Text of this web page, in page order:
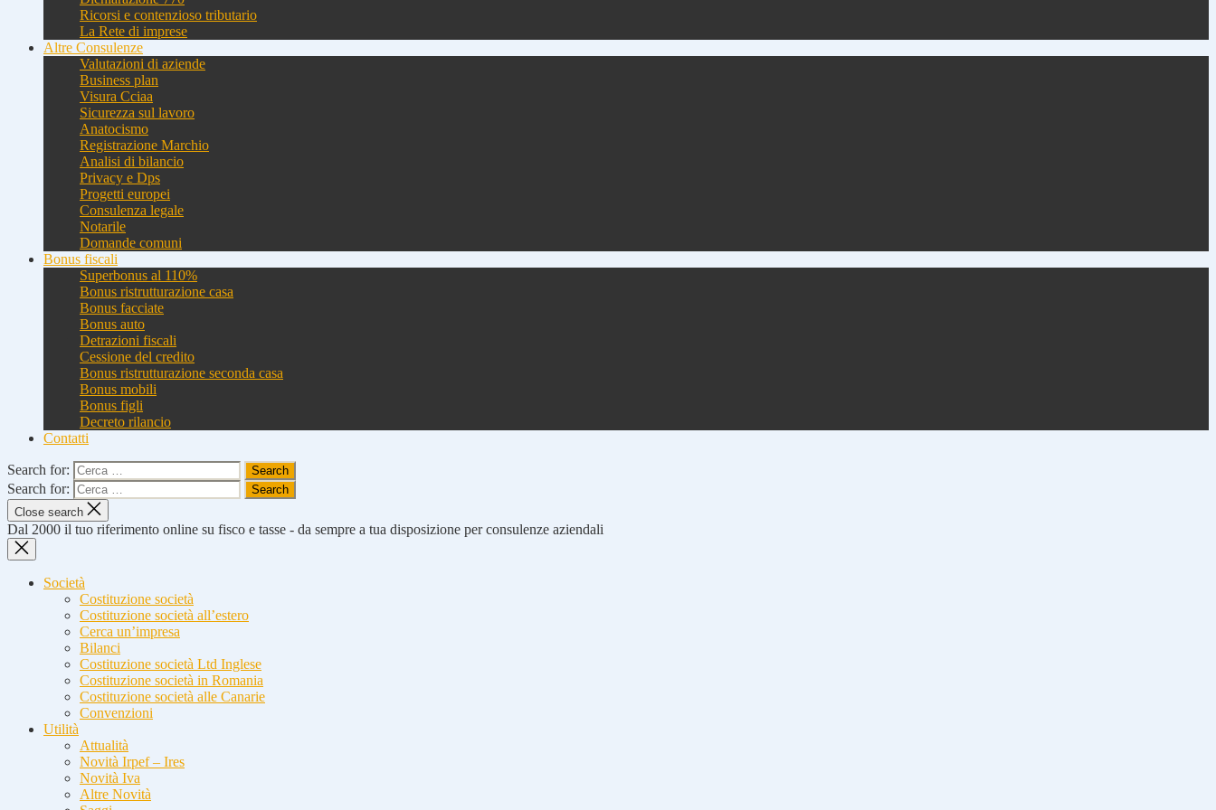
Ricorsi e contenzioso tributario
La Rete di imprese
Altre Consulenze
Valutazioni di aziende
Business plan
Visura Cciaa
Sicurezza sul lavoro
Anatocismo
Registrazione Marchio
Analisi di bilancio
Privacy e Dps
Progetti europei
Consulenza legale
Notarile
Domande comuni
Bonus fiscali
Superbonus al 110%
Bonus ristrutturazione casa
Bonus facciate
Bonus auto
Detrazioni fiscali
Cessione del credito
Bonus ristrutturazione seconda casa
Bonus mobili
Bonus figli
Decreto rilancio
Contatti
Search for:
Search for:
Close search
Dal 2000 il tuo riferimento online su fisco e tasse - da sempre a tua disposizione per consulenze aziendali
Società
Costituzione società
Costituzione società all’estero
Cerca un’impresa
Bilanci
Costituzione società Ltd Inglese
Costituzione società in Romania
Costituzione società alle Canarie
Convenzioni
Utilità
Attualità
Novità Irpef – Ires
Novità Iva
Altre Novità